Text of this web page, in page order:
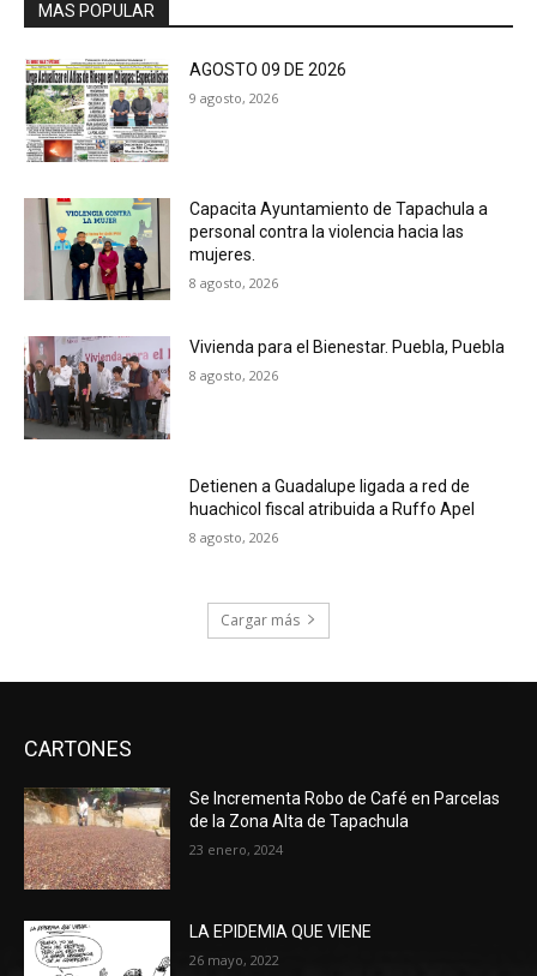
MAS POPULAR
AGOSTO 09 DE 2026
9 agosto, 2026
Capacita Ayuntamiento de Tapachula a
personal contra la violencia hacia las
mujeres.
8 agosto, 2026
Vivienda para el Bienestar. Puebla, Puebla
8 agosto, 2026
Detienen a Guadalupe ligada a red de
huachicol fiscal atribuida a Ruffo Apel
8 agosto, 2026
Cargar más
CARTONES
Se Incrementa Robo de Café en Parcelas
de la Zona Alta de Tapachula
23 enero, 2024
LA EPIDEMIA QUE VIENE
26 mayo, 2022